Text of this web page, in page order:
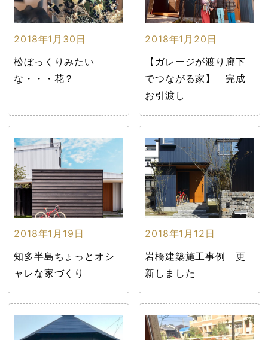
2018年1月30日
松ぼっくりみたい
な・・・花？
2018年1月20日
【ガレージが渡り廊下
でつながる家】 完成
お引渡し
2018年1月19日
知多半島ちょっとオシ
ャレな家づくり
2018年1月12日
岩橋建築施工事例 更
新しました